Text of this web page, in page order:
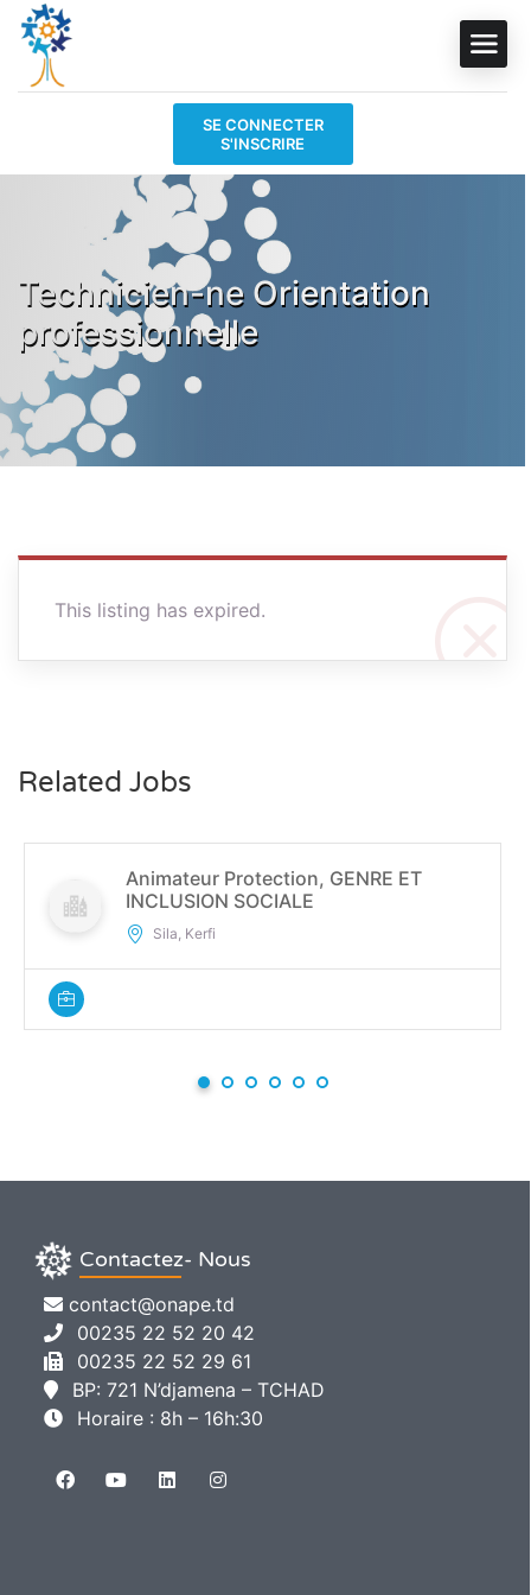
SE CONNECTER
S'INSCRIRE
Technicien-ne Orientation
professionnelle
This listing has expired.
Related Jobs
Animateur Protection, GENRE ET
INCLUSION SOCIALE
Sila, Kerfi
Contactez- Nous
contact@onape.td
00235 22 52 20 42
00235 22 52 29 61
BP: 721 N’djamena – TCHAD
Horaire : 8h – 16h:30